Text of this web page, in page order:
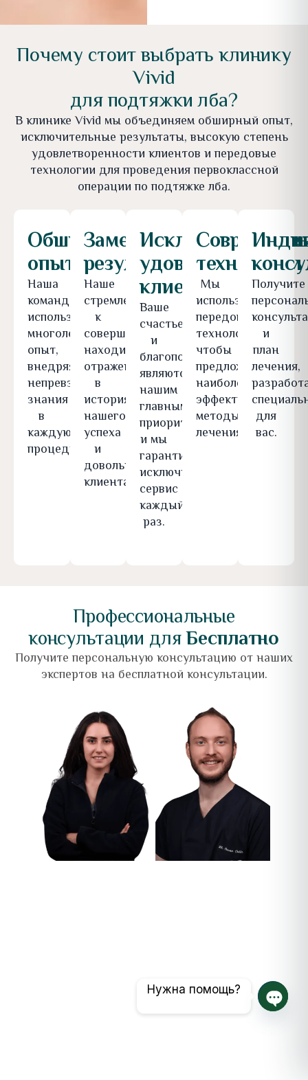
Почему стоит выбрать клинику
Vivid
для подтяжки лба?
В клинике Vivid мы объединяем обширный опыт,
исключительные результаты, высокую степень
удовлетворенности клиентов и передовые
технологии для проведения первоклассной
операции по подтяжке лба.
Обширный
опыт
Наша
команда
использует
многолетний
опыт,
внедряя
непревзойденные
знания
в
каждую
процедуру.
Замечательные
результаты
Наше
стремление
к
совершенству
находит
отражение
в
историях
нашего
успеха
и
довольных
клиентах.
Исключительное
удовлетворение
клиентов
Ваше
счастье
и
благополучие
являются
нашим
главным
приоритетом,
и мы
гарантируем
исключительный
сервис
каждый
раз.
технологии
Мы
используем
передовые
технологии,
чтобы
предложить
наиболее
эффективные
методы
лечения.
Получите
и
план
лечения,
для
вас.
Профессиональные
консультации дляБесплатно
Получите персональную консультацию от наших
экспертов на бесплатной консультации.
Нужна помощь?